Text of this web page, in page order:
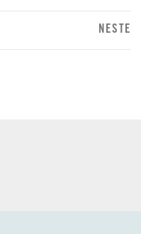
NESTE